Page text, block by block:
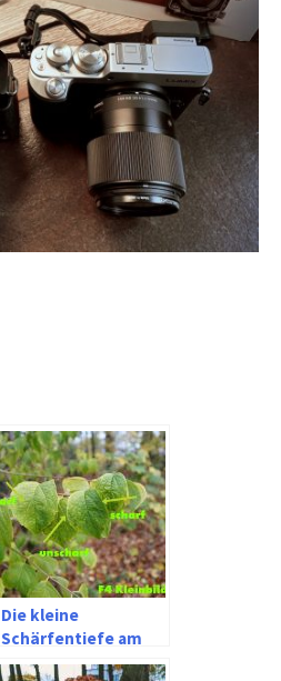
Die kleine
Schärfentiefe am
Kleinbild oder zu viel